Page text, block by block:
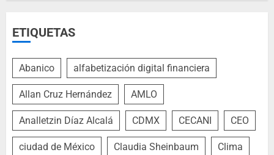
ETIQUETAS
Abanico alfabetización digital financiera
Allan Cruz Hernández AMLO
Analletzin Díaz Alcalá CDMX CECANI CEO
ciudad de México Claudia Sheinbaum Clima